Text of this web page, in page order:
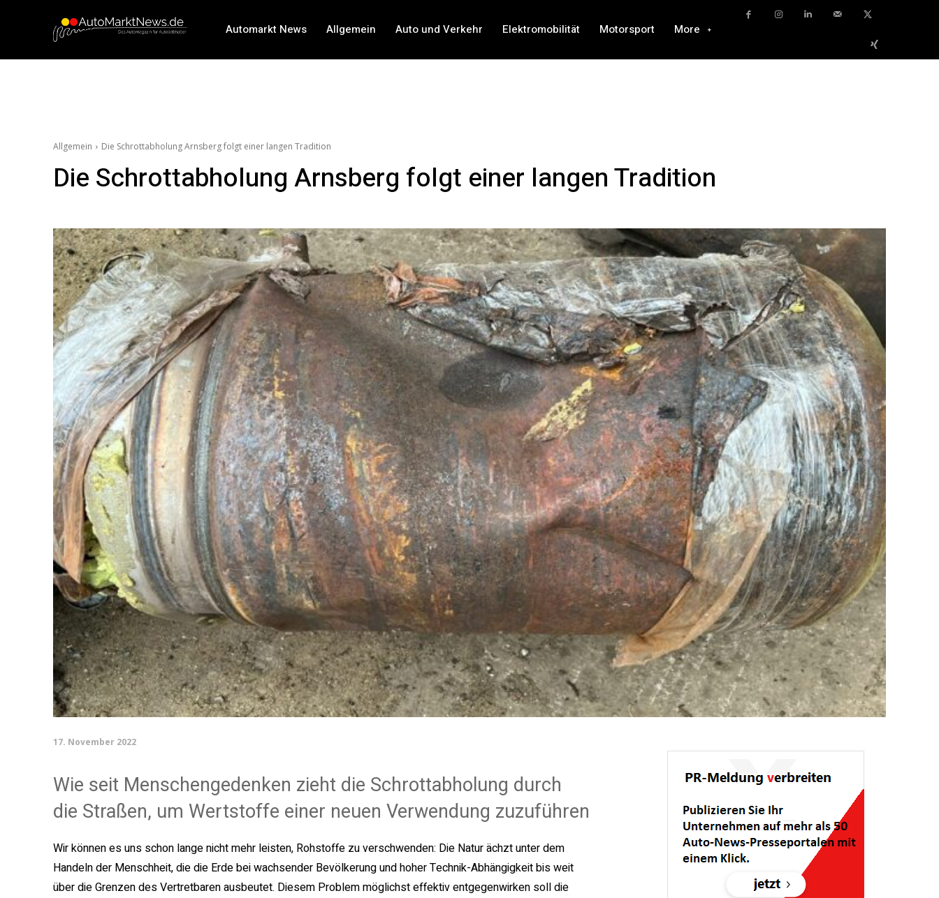
Automarkt News Allgemein Auto und Verkehr Elektromobilität Motorsport More
Allgemein Die Schrottabholung Arnsberg folgt einer langen Tradition
Die Schrottabholung Arnsberg folgt einer langen Tradition
17. November 2022
Wie seit Menschengedenken zieht die Schrottabholung durch
die Straßen, um Wertstoffe einer neuen Verwendung zuzuführen
Wir können es uns schon lange nicht mehr leisten, Rohstoffe zu verschwenden: Die Natur ächzt unter dem
Handeln der Menschheit, die die Erde bei wachsender Bevölkerung und hoher Technik-Abhängigkeit bis weit
über die Grenzen des Vertretbaren ausbeutet. Diesem Problem möglichst effektiv entgegenwirken soll die